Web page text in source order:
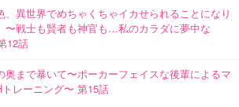
、異世界でめちゃくちゃイカせられることになり
〜戦士も賢者も神官も…私のカラダに夢中な
12話
奥まで暴いて〜ポーカーフェイスな後輩によるマ
トレーニング〜 第15話